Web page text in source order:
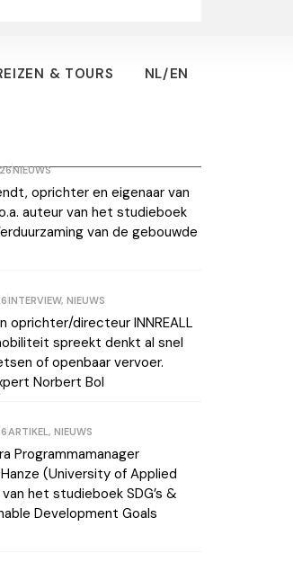
& TOURS NL/EN
NIEUWS
oprichter en eigenaar van
auteur van het studieboek
van de gebouwde
INTERVIEW,NIEUWS
oprichter/directeur INNREALL
spreekt denkt al snel
of openbaar vervoer.
Norbert Bol
ARTIKEL,NIEUWS
Programmamanager
(University of Applied
het studieboek SDG’s &
Development Goals